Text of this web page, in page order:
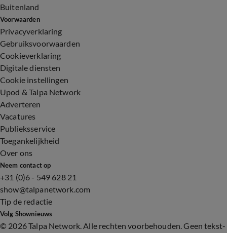
Buitenland
Voorwaarden
Privacyverklaring
Gebruiksvoorwaarden
Cookieverklaring
Digitale diensten
Cookie instellingen
Upod & Talpa Network
Adverteren
Vacatures
Publieksservice
Toegankelijkheid
Over ons
Neem contact op
+31 (0)6 - 549 628 21
show@talpanetwork.com
Tip de redactie
Volg Shownieuws
© 2026 Talpa Network. Alle rechten voorbehouden. Geen tekst-